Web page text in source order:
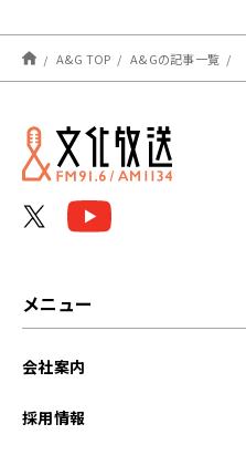
月23日CD発売！スペシャ
ルメッセージ公開！
A&G TOP A&Gの記事一覧
メニュー
会社案内
採用情報